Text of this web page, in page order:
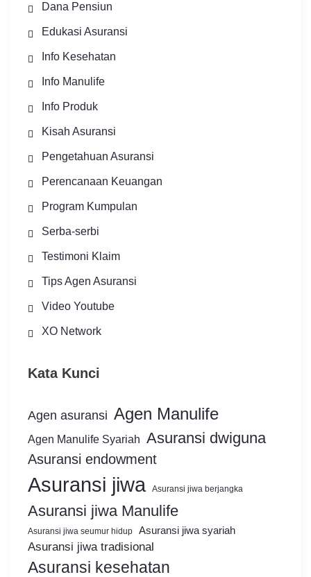
Dana Pensiun
Edukasi Asuransi
Info Kesehatan
Info Manulife
Info Produk
Kisah Asuransi
Pengetahuan Asuransi
Perencanaan Keuangan
Program Kumpulan
Serba-serbi
Testimoni Klaim
Tips Agen Asuransi
Video Youtube
XO Network
Kata Kunci
Agen asuransi Agen Manulife
Agen Manulife Syariah Asuransi dwiguna
Asuransi endowment
Asuransi jiwa Asuransi jiwa berjangka
Asuransi jiwa Manulife
Asuransi jiwa seumur hidup Asuransi jiwa syariah
Asuransi jiwa tradisional
Asuransi kesehatan